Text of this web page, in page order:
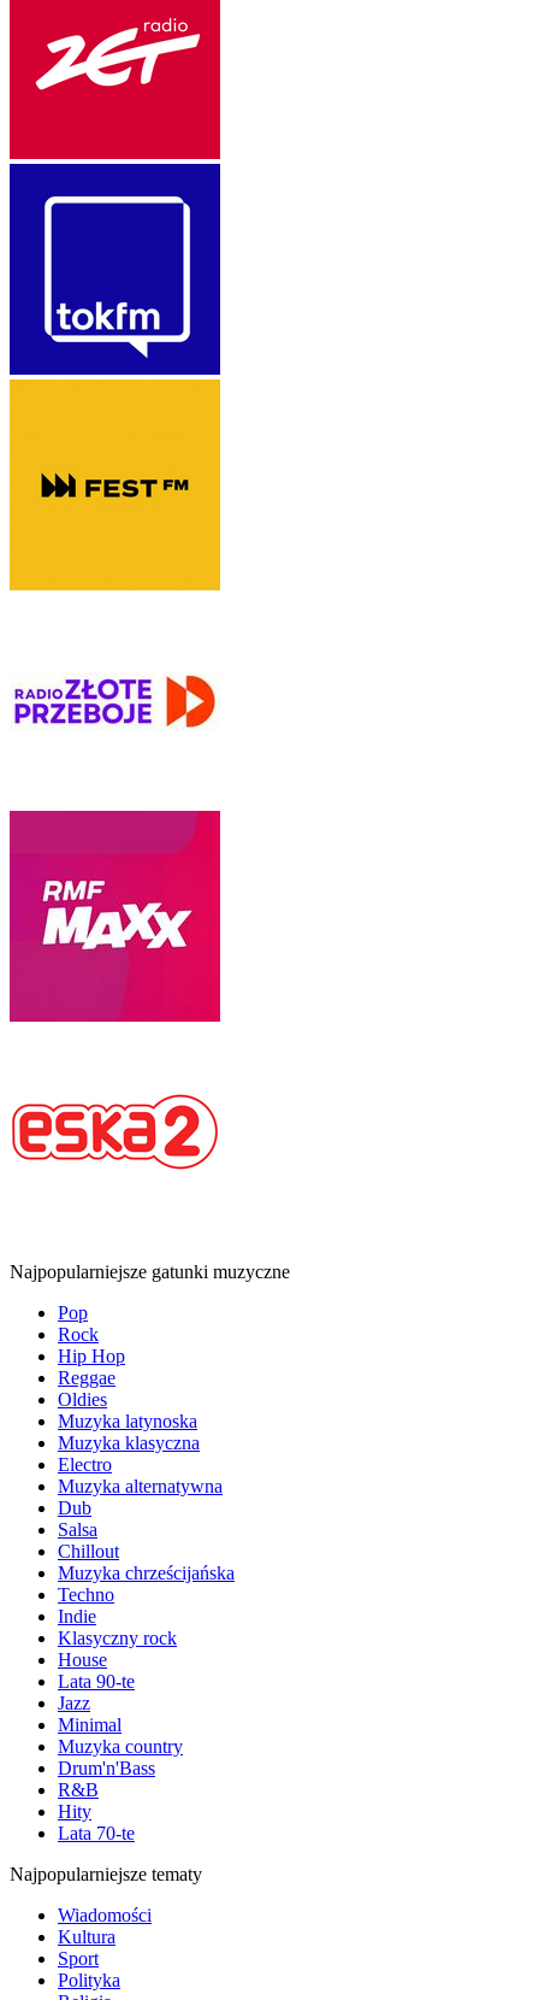
Najpopularniejsze gatunki muzyczne
Pop
Rock
Hip Hop
Reggae
Oldies
Muzyka latynoska
Muzyka klasyczna
Electro
Muzyka alternatywna
Dub
Salsa
Chillout
Muzyka chrześcijańska
Techno
Indie
Klasyczny rock
House
Lata 90-te
Jazz
Minimal
Muzyka country
Drum'n'Bass
R&B
Hity
Lata 70-te
Najpopularniejsze tematy
Wiadomości
Kultura
Sport
Polityka